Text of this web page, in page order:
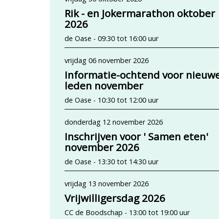
Rik - en Jokermarathon oktober
2026
de Oase - 09:30 tot 16:00 uur
vrijdag 06 november 2026
Informatie-ochtend voor
leden november
de Oase - 10:30 tot 12:00 uur
donderdag 12 november 2026
Inschrijven voor ' Samen eten'
november 2026
de Oase - 13:30 tot 14:30 uur
vrijdag 13 november 2026
Vrijwilligersdag 2026
CC de Boodschap - 13:00 tot 19:00 uur